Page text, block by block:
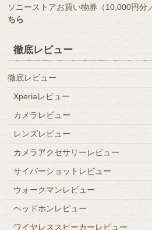
ソニーストアお買い物券（10,000円分
ちら
徹底レビュー
徹底レビュー
Xperiaレビュー
カメラレビュー
レンズレビュー
カメラアクセサリーレビュー
サイバーショットレビュー
ウォークマンレビュー
ヘッドホンレビュー
ワイヤレススピーカーレビュー